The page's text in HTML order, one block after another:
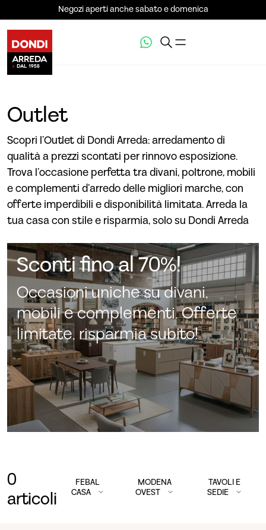
Negozi aperti anche sabato e domenica
Outlet
Scopri l’Outlet di Dondi Arreda: arredamento di
qualità a prezzi scontati per rinnovo esposizione.
Trova l’occasione perfetta tra divani, poltrone, mobili
e complementi d’arredo delle migliori marche, con
offerte imperdibili e disponibilità limitata. Arreda la
tua casa con stile e risparmia, solo su Dondi Arreda
Sconti fino al 70%!
Occasioni uniche su divani,
mobili e complementi. Offerte
limitate, risparmia subito!
0
articoli
FEBAL
CASA
MODENA
OVEST
TAVOLI E
SEDIE